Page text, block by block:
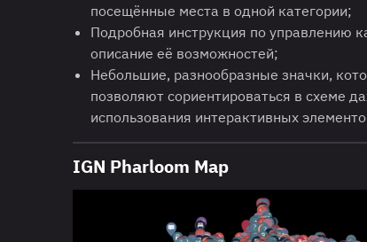
посещённые места в одной категории;
Подробная инструкция по управлению
описание её возможностей;
Небольшие, разнообразные значки,
позволяют сориентироваться в схеме
использования интерактивных
IGN Pharloom Map